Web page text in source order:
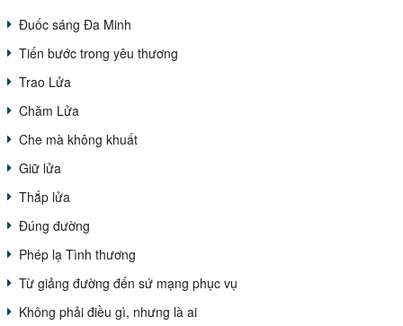
Đuốc sáng Đa Minh
Tiến bước trong yêu thương
Trao Lửa
Chăm Lửa
Che mà không khuất
Giữ lửa
Thắp lửa
Đúng đường
Phép lạ Tình thương
Từ giảng đường đến sứ mạng phục vụ
Không phải điều gì, nhưng là ai